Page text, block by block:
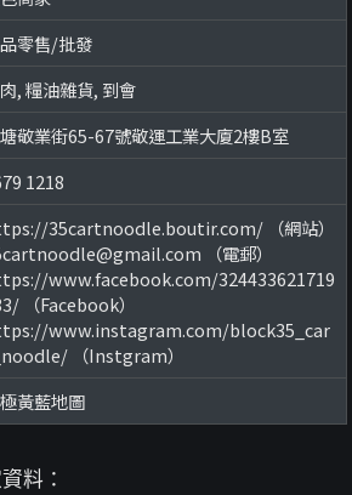
零售/批發
, 糧油雜貨, 到會
敬業街65-67號敬運工業大廈2樓B室
1218
35cartnoodle.boutir.com/ （網站）
（電郵）
www.facebook.com/324433621719
（Facebook）
www.instagram.com/block35_car
（Instgram）
黃藍地圖
料：